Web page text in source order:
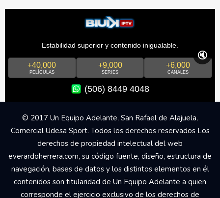
Estabilidad superior y contenido inigualable.
+40,000
PELÍCULAS
+9,000
SERIES
+6,000
CANALES
(506) 8449 4048
🔇
© 2017 Un Equipo Adelante, San Rafael de Alajuela,
Comercial Udesa Sport. Todos los derechos reservados Los
derechos de propiedad intelectual del web
everardoherrera.com, su código fuente, diseño, estructura de
navegación, bases de datos y los distintos elementos en él
contenidos son titularidad de Un Equipo Adelante a quien
corresponde el ejercicio exclusivo de los derechos de